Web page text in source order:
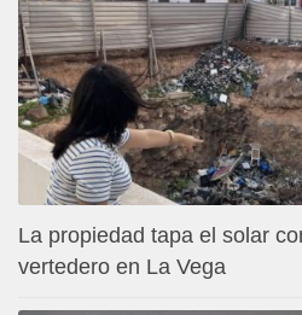
La propiedad tapa el solar
vertedero en La Vega